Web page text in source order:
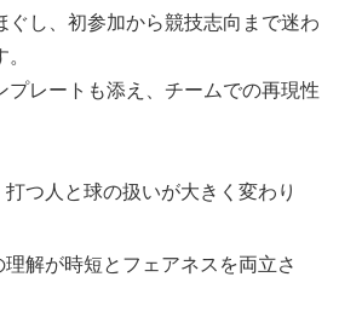
ぐし、初参加から競技志向まで迷わ
プレートも添え、チームでの再現性
つ人と球の扱いが大きく変わり
解が時短とフェアネスを両立さ